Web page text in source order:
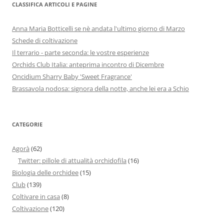
CLASSIFICA ARTICOLI E PAGINE
Anna Maria Botticelli se nè andata l'ultimo giorno di Marzo
Schede di coltivazione
Il terrario - parte seconda: le vostre esperienze
Orchids Club Italia: anteprima incontro di Dicembre
Oncidium Sharry Baby 'Sweet Fragrance'
Brassavola nodosa: signora della notte, anche lei era a Schio
CATEGORIE
Agorà (62)
Twitter: pillole di attualità orchidofila (16)
Biologia delle orchidee(15)
Club(139)
Coltivare in casa (8)
Coltivazione(120)